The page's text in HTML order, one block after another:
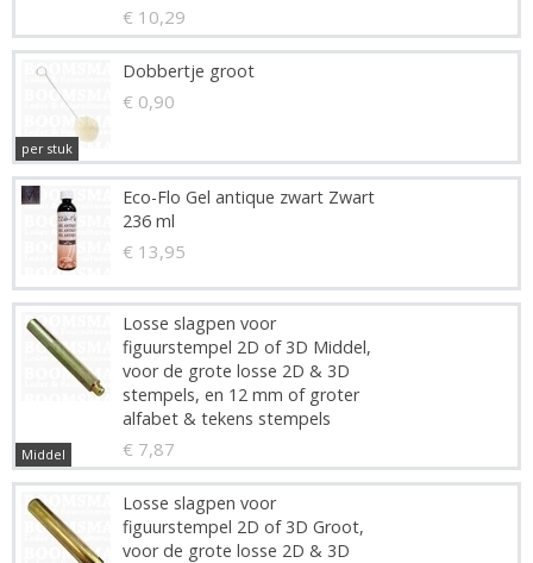
€ 10,29
Dobbertje groot
€ 0,90
per stuk
Eco-Flo Gel antique zwart Zwart
236 ml
€ 13,95
Losse slagpen voor
figuurstempel 2D of 3D Middel,
voor de grote losse 2D & 3D
stempels, en 12 mm of groter
alfabet & tekens stempels
€ 7,87
Middel
Losse slagpen voor
figuurstempel 2D of 3D Groot,
voor de grote losse 2D & 3D